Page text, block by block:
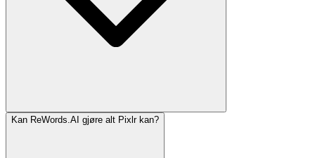
Kan ReWords.AI gjøre alt Pixlr kan?